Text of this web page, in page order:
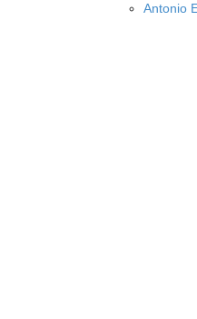
Antonio